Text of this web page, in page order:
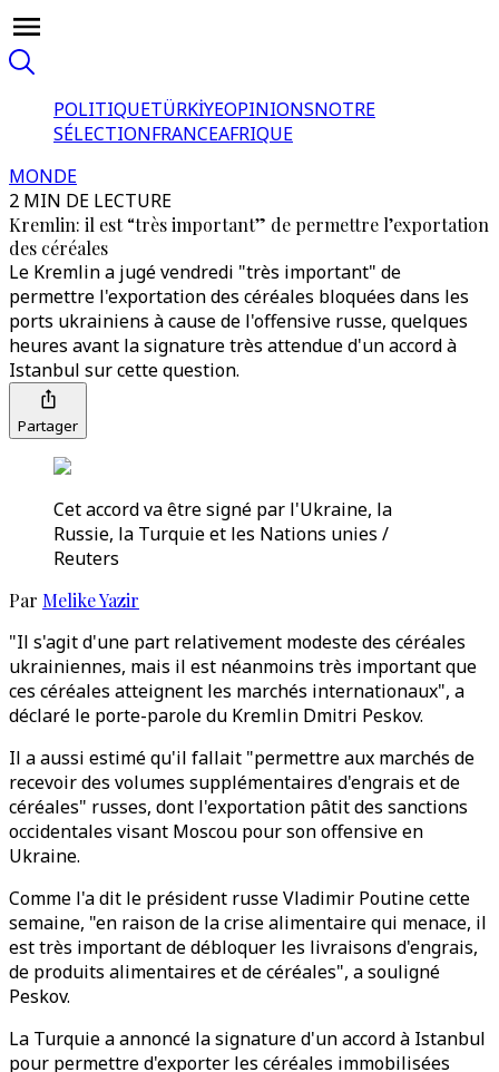
POLITIQUETÜRKİYEOPINIONSNOTRE
SÉLECTIONFRANCEAFRIQUE
MONDE
2 MIN DE LECTURE
Kremlin: il est “très important” de permettre l’exportation
des céréales
Le Kremlin a jugé vendredi "très important" de
permettre l'exportation des céréales bloquées dans les
ports ukrainiens à cause de l'offensive russe, quelques
heures avant la signature très attendue d'un accord à
Istanbul sur cette question.
Partager
Cet accord va être signé par l'Ukraine, la
Russie, la Turquie et les Nations unies /
Reuters
Par Melike Yazir
"Il s'agit d'une part relativement modeste des céréales
ukrainiennes, mais il est néanmoins très important que
ces céréales atteignent les marchés internationaux", a
déclaré le porte-parole du Kremlin Dmitri Peskov.
Il a aussi estimé qu'il fallait "permettre aux marchés de
recevoir des volumes supplémentaires d'engrais et de
céréales" russes, dont l'exportation pâtit des sanctions
occidentales visant Moscou pour son offensive en
Ukraine.
Comme l'a dit le président russe Vladimir Poutine cette
semaine, "en raison de la crise alimentaire qui menace, il
est très important de débloquer les livraisons d'engrais,
de produits alimentaires et de céréales", a souligné
Peskov.
La Turquie a annoncé la signature d'un accord à Istanbul
pour permettre d'exporter les céréales immobilisées